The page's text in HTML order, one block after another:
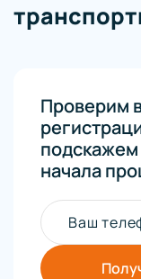
Проверим
начала
Ваш